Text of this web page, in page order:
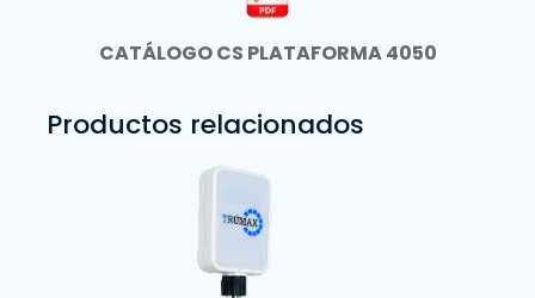
CATÁLOGO CS PLATAFORMA 4050
Productos relacionados